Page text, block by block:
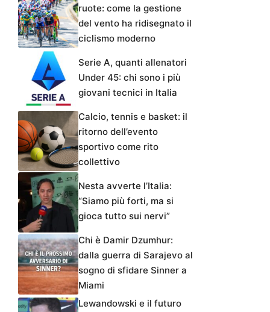
ruote: come la gestione
del vento ha ridisegnato il
ciclismo moderno
Serie A, quanti allenatori
Under 45: chi sono i più
giovani tecnici in Italia
Calcio, tennis e basket: il
ritorno dell’evento
sportivo come rito
collettivo
Nesta avverte l’Italia:
“Siamo più forti, ma si
gioca tutto sui nervi”
Chi è Damir Dzumhur:
dalla guerra di Sarajevo al
sogno di sfidare Sinner a
Miami
Lewandowski e il futuro